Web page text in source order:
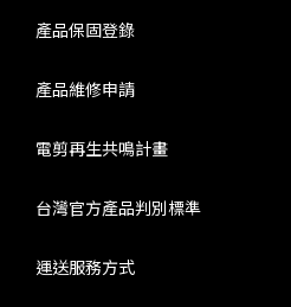
產品保固登錄
產品維修申請
電剪再生共鳴計畫
台灣官方產品判別標準
運送服務方式